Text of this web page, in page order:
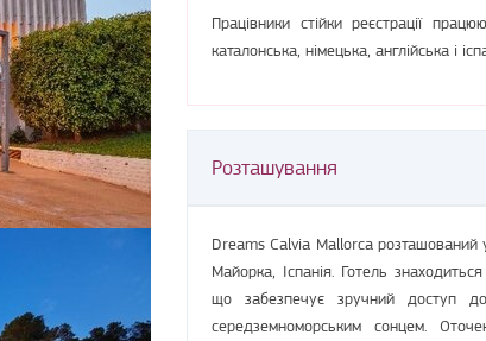
Працівники стійки реєстрації
каталонська, німецька, англійська і
Розташування
Dreams Calvia Mallorca розташований
Майорка, Іспанія. Готель
що забезпечує зручний доступ
середземноморським сонцем.